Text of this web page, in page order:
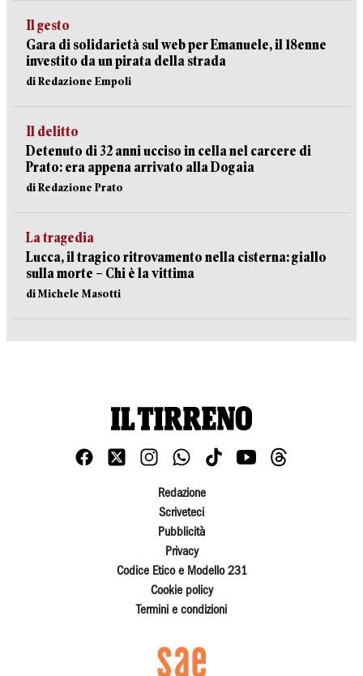
Il gesto
Gara di solidarietà sul web per Emanuele, il 18enne
investito da un pirata della strada
di Redazione Empoli
Il delitto
Detenuto di 32 anni ucciso in cella nel carcere di
Prato: era appena arrivato alla Dogaia
di Redazione Prato
La tragedia
Lucca, il tragico ritrovamento nella cisterna: giallo
sulla morte – Chi è la vittima
di Michele Masotti
Redazione
Scriveteci
Pubblicità
Privacy
Codice Etico e Modello 231
Cookie policy
Termini e condizioni